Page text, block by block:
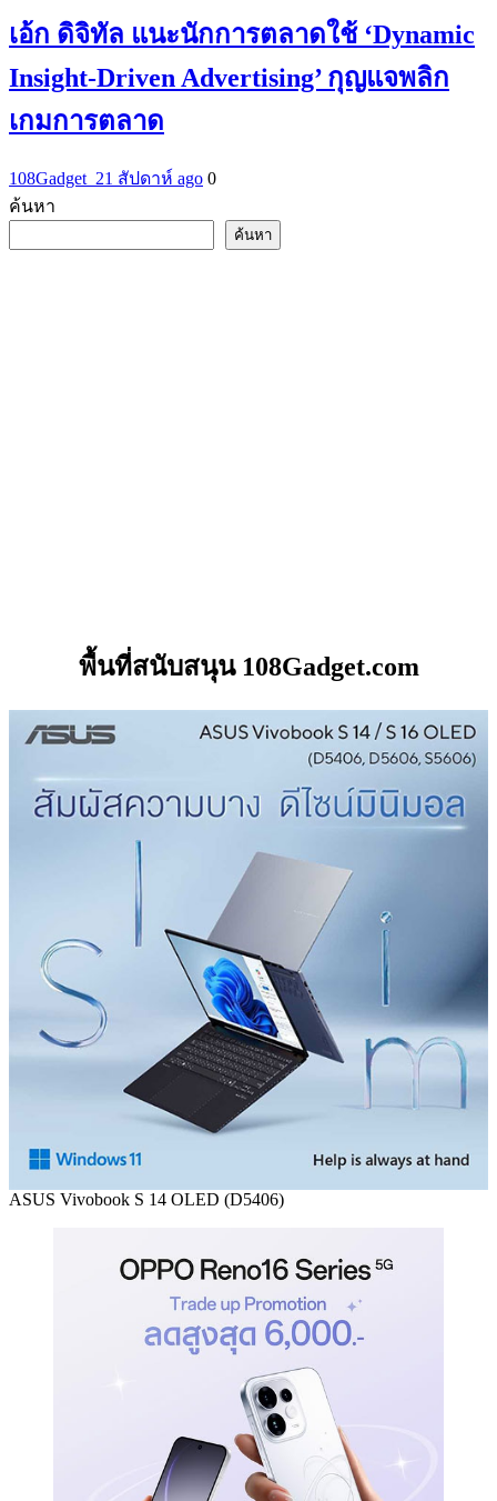
เอ้ก ดิจิทัล แนะนักการตลาดใช้ ‘Dynamic
Insight-Driven Advertising’ กุญแจพลิก
เกมการตลาด
108Gadget_21 สัปดาห์ ago 0
ค้นหา
ค้นหา
พื้นที่สนับสนุน 108Gadget.com
ASUS Vivobook S 14 OLED (D5406)